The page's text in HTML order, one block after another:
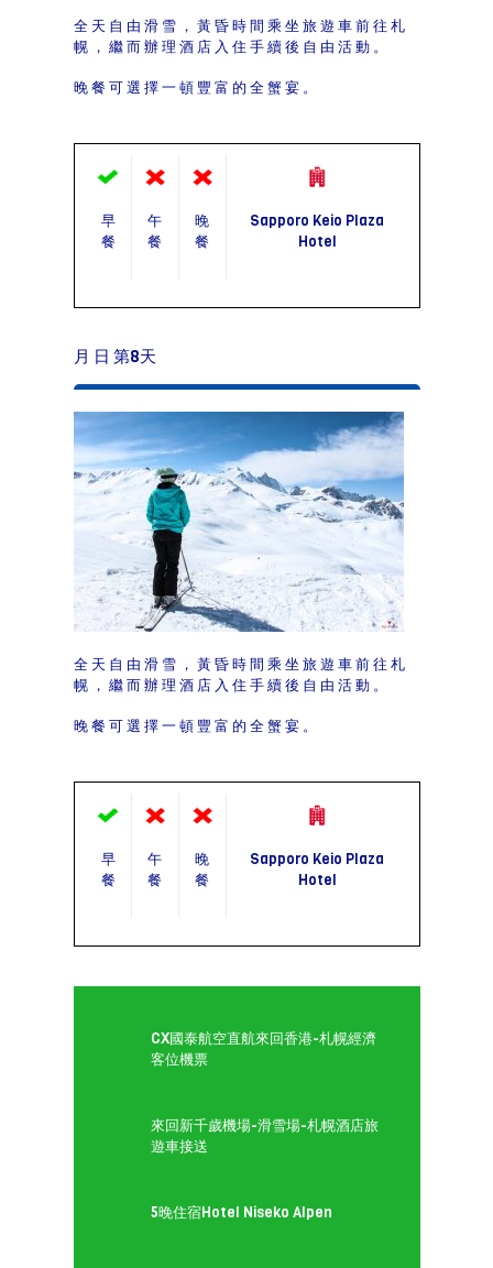
全天自由滑雪，黃昏時間乘坐旅遊車前往札
幌，繼而辦理酒店入住手續後自由活動。
晚餐可選擇一頓豐富的全蟹宴。
早
餐
午
餐
晚
餐
Sapporo Keio Plaza
Hotel
月 日 第8天
全天自由滑雪，黃昏時間乘坐旅遊車前往札
幌，繼而辦理酒店入住手續後自由活動。
晚餐可選擇一頓豐富的全蟹宴。
早
餐
午
餐
晚
餐
Sapporo Keio Plaza
Hotel
CX國泰航空直航來回香港-札幌經濟
客位機票
來回新千歲機場-滑雪場-札幌酒店旅
遊車接送
5晚住宿Hotel Niseko Alpen